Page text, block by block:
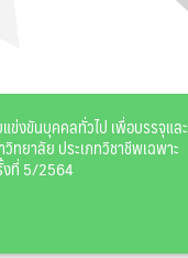
ข่งขันบุคคลทั่วไป เพื่อบรรจุและ
ทยาลัย ประเภทวิชาชีพเฉพาะ
งที่ 5/2564